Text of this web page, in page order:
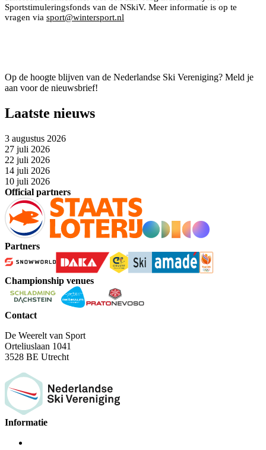
Sportstimuleringsfonds van de NSkiV. Meer informatie is op te
vragen via sport@wintersport.nl
Op de hoogte blijven van de Nederlandse Ski Vereniging? Meld je
aan voor de nieuwsbrief!
Laatste nieuws
3 augustus 2026
27 juli 2026
22 juli 2026
14 juli 2026
10 juli 2026
Official partners
Partners
Championship venues
Contact
De Weerelt van Sport
Orteliuslaan 1041
3528 BE Utrecht
Informatie